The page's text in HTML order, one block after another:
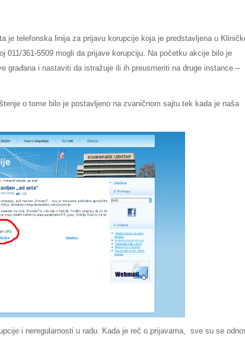
je telefonska linija za prijavu korupcije koja je predstavljena u
011/361-5509 mogli da prijave korupciju. Na početku akcije bilo je
građana i nastaviti da istražuje ili ih preusmeriti na druge instance –
o tome bilo je postavljeno na zvaničnom sajtu tek kada je naša
i neregularnosti u radu. Kada je reč o prijavama, sve su se